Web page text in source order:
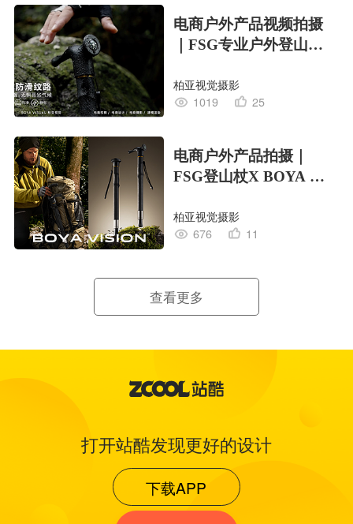
电商户外产品视频拍摄
｜FSG专业户外登山杖
柏亚视觉摄影
1019
25
电商户外产品拍摄｜
FSG登山杖X BOYA 视
柏亚视觉摄影
676
11
查看更多
打开站酷发现更好的设计
下载APP